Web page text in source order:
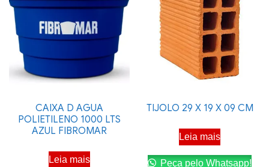
CAIXA D AGUA
POLIETILENO 1000 LTS
AZUL FIBROMAR
Leia mais
TIJOLO 29 X 19 X 09 CM
Leia mais
Peça pelo Whatsapp!